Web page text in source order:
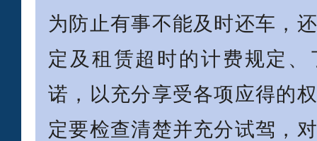
为防止有事不能及时还车，
定及租赁超时的计费规定
诺，以充分享受各项应得的
定要检查清楚并充分试驾，